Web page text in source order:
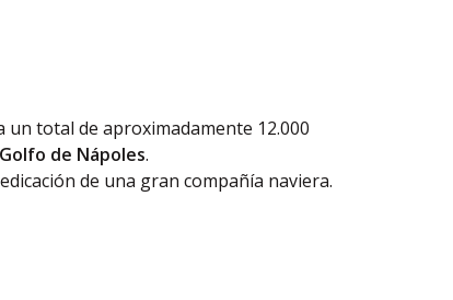
un total de aproximadamente 12.000
de Nápoles.
de una gran compañía naviera.